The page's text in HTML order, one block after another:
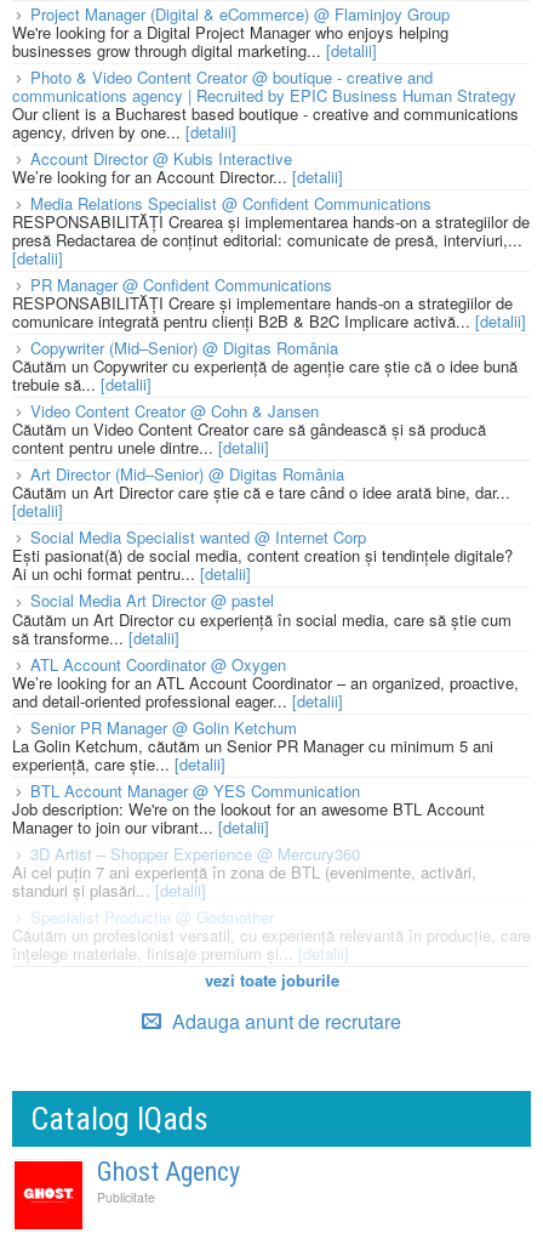
Project Manager (Digital & eCommerce) @ Flaminjoy Group
We're looking for a Digital Project Manager who enjoys helping
businesses grow through digital marketing... [detalii]
Photo & Video Content Creator @ boutique - creative and
communications agency | Recruited by EPIC Business Human Strategy
Our client is a Bucharest based boutique - creative and communications
agency, driven by one... [detalii]
Account Director @ Kubis Interactive
We’re looking for an Account Director... [detalii]
Media Relations Specialist @ Confident Communications
RESPONSABILITĂȚI Crearea și implementarea hands-on a strategiilor de
presă Redactarea de conținut editorial: comunicate de presă, interviuri,...
[detalii]
PR Manager @ Confident Communications
RESPONSABILITĂȚI Creare și implementare hands-on a strategiilor de
comunicare integrată pentru clienți B2B & B2C Implicare activă... [detalii]
Copywriter (Mid–Senior) @ Digitas România
Căutăm un Copywriter cu experiență de agenție care știe că o idee bună
trebuie să... [detalii]
Video Content Creator @ Cohn & Jansen
Căutăm un Video Content Creator care să gândească și să producă
content pentru unele dintre... [detalii]
Art Director (Mid–Senior) @ Digitas România
Căutăm un Art Director care știe că e tare când o idee arată bine, dar...
[detalii]
Social Media Specialist wanted @ Internet Corp
Ești pasionat(ă) de social media, content creation și tendințele digitale?
Ai un ochi format pentru... [detalii]
Social Media Art Director @ pastel
Căutăm un Art Director cu experiență în social media, care să știe cum
să transforme... [detalii]
ATL Account Coordinator @ Oxygen
We’re looking for an ATL Account Coordinator – an organized, proactive,
and detail-oriented professional eager... [detalii]
Senior PR Manager @ Golin Ketchum
La Golin Ketchum, căutăm un Senior PR Manager cu minimum 5 ani
experiență, care știe... [detalii]
BTL Account Manager @ YES Communication
Job description: We're on the lookout for an awesome BTL Account
Manager to join our vibrant... [detalii]
3D Artist – Shopper Experience @ Mercury360
Ai cel puțin 7 ani experiență în zona de BTL (evenimente, activări,
standuri și plasări...[detalii]
Specialist Productie @ Godmother
Căutăm un profesionist versatil, cu experiență relevantă în producție, care
înțelege materiale, finisaje premium și... [detalii]
vezi toate joburile
Adauga anunt de recrutare
Catalog IQads
Ghost Agency
Publicitate